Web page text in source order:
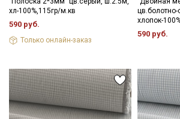
хл-100%,115гр/м.кв
590 руб.
Только онлайн-заказ
хлопок-
590 руб.